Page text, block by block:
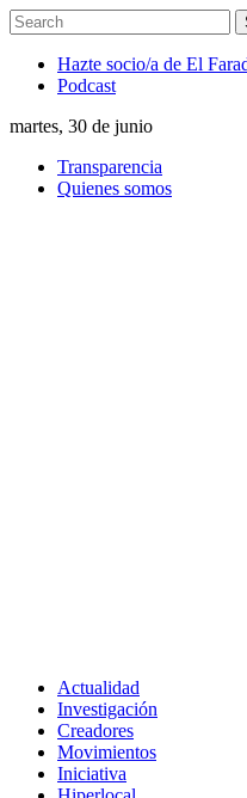
Hazte socio/a de El
Podcast
martes, 30 de junio
Transparencia
Quienes somos
Actualidad
Investigación
Creadores
Movimientos
Iniciativa